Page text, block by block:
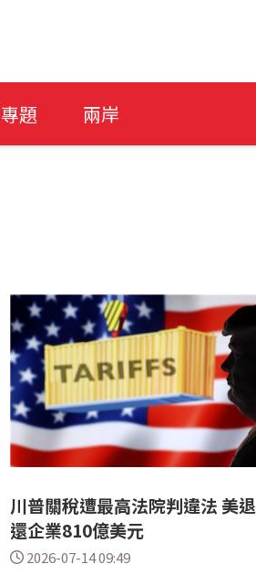
專題 兩岸
川普關稅遭最高法院判違法 美退
還企業810億美元
2026-07-14 09:49